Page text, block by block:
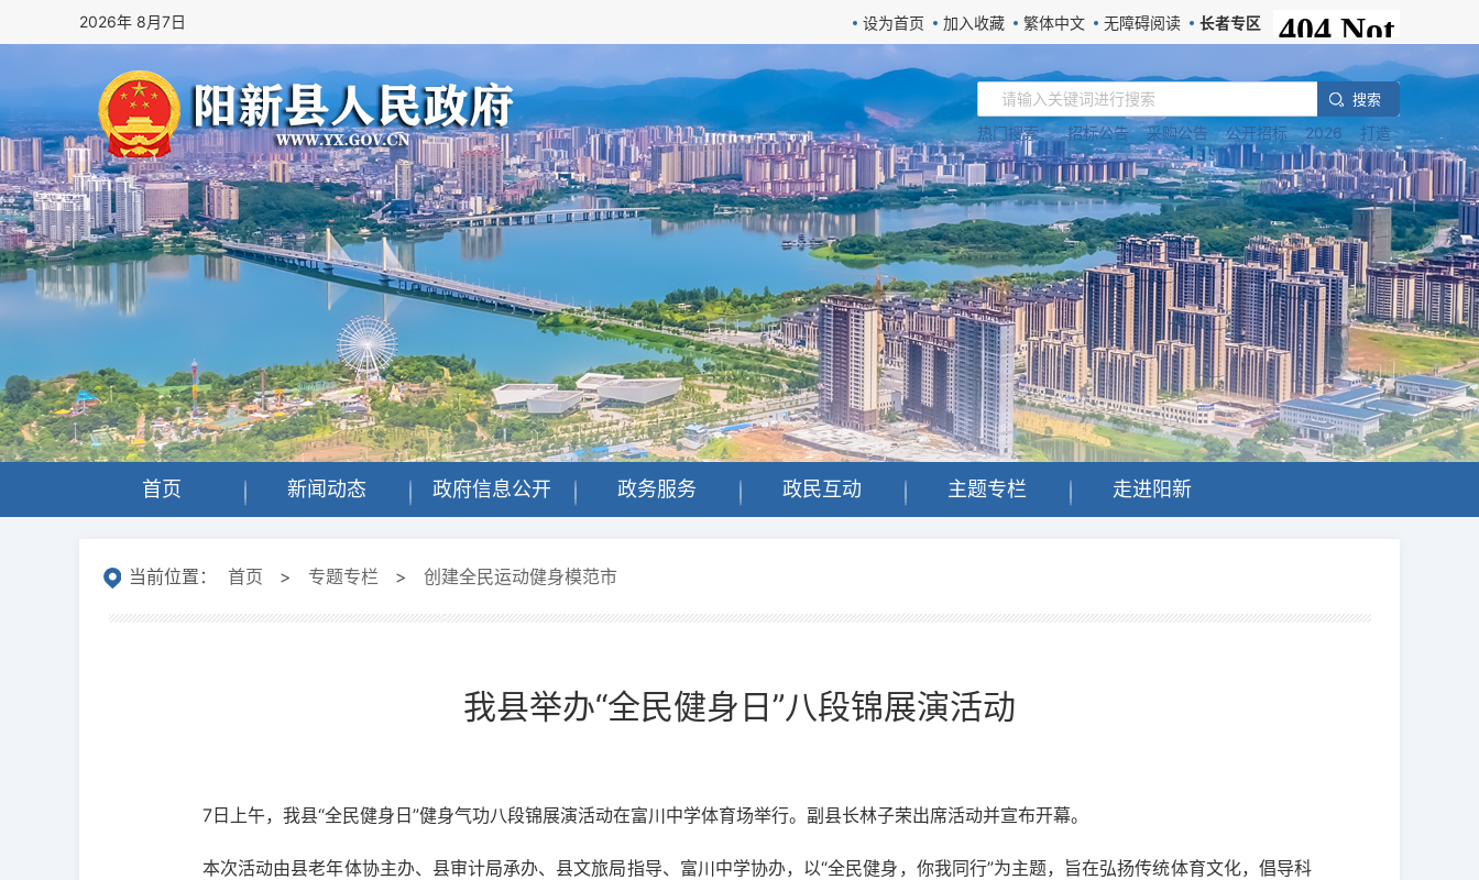
2026年 8月7日 设为首页 加入收藏 繁体中文 无障碍阅读 长者专区
搜 索
热门搜索： 招标公告 采购公告 公开招标 2026 打造
首页 新闻动态 政府信息公开 政务服务 政民互动 主题专栏 走进阳新
当前位置： 首页 > 专题专栏 > 创建全民运动健身模范市
我县举办“全民健身日”八段锦展演活动
7日上午，我县“全民健身日”健身气功八段锦展演活动在富川中学体育场举行。副县长林子荣出席活动并宣布开幕。
本次活动由县老年体协主办、县审计局承办、县文旅局指导、富川中学协办，以“全民健身，你我同行”为主题，旨在弘扬传统体育文化，倡导科